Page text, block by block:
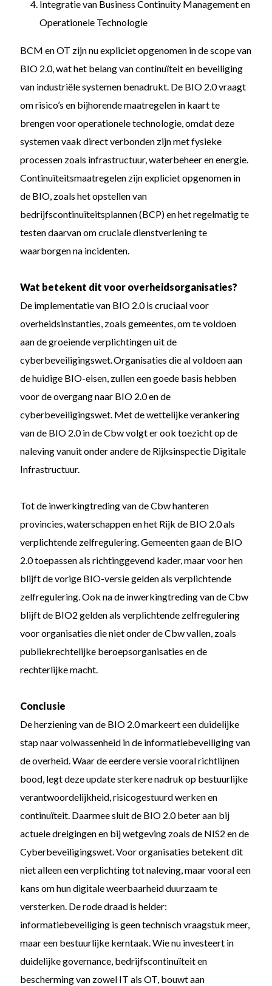
Integratie van Business Continuity Management en
Operationele Technologie
BCM en OT zijn nu expliciet opgenomen in de scope van
BIO 2.0, wat het belang van continuïteit en beveiliging
van industriële systemen benadrukt. De BIO 2.0 vraagt
om risico’s en bijhorende maatregelen in kaart te
brengen voor operationele technologie, omdat deze
systemen vaak direct verbonden zijn met fysieke
processen zoals infrastructuur, waterbeheer en energie.
Continuïteitsmaatregelen zijn expliciet opgenomen in
de BIO, zoals het opstellen van
bedrijfscontinuïteitsplannen (BCP) en het regelmatig te
testen daarvan om cruciale dienstverlening te
waarborgen na incidenten.
Wat betekent dit voor overheidsorganisaties?
De implementatie van BIO 2.0 is cruciaal voor
overheidsinstanties, zoals gemeentes, om te voldoen
aan de groeiende verplichtingen uit de
cyberbeveiligingswet. Organisaties die al voldoen aan
de huidige BIO-eisen, zullen een goede basis hebben
voor de overgang naar BIO 2.0 en de
cyberbeveiligingswet. Met de wettelijke verankering
van de BIO 2.0 in de Cbw volgt er ook toezicht op de
naleving vanuit onder andere de Rijksinspectie Digitale
Infrastructuur.
Tot de inwerkingtreding van de Cbw hanteren
provincies, waterschappen en het Rijk de BIO 2.0 als
verplichtende zelfregulering. Gemeenten gaan de BIO
2.0 toepassen als richtinggevend kader, maar voor hen
blijft de vorige BIO-versie gelden als verplichtende
zelfregulering. Ook na de inwerkingtreding van de Cbw
blijft de BIO2 gelden als verplichtende zelfregulering
voor organisaties die niet onder de Cbw vallen, zoals
publiekrechtelijke beroepsorganisaties en de
rechterlijke macht.
Conclusie
De herziening van de BIO 2.0 markeert een duidelijke
stap naar volwassenheid in de informatiebeveiliging van
de overheid. Waar de eerdere versie vooral richtlijnen
bood, legt deze update sterkere nadruk op bestuurlijke
verantwoordelijkheid, risicogestuurd werken en
continuïteit. Daarmee sluit de BIO 2.0 beter aan bij
actuele dreigingen en bij wetgeving zoals de NIS2 en de
Cyberbeveiligingswet. Voor organisaties betekent dit
niet alleen een verplichting tot naleving, maar vooral een
kans om hun digitale weerbaarheid duurzaam te
versterken. De rode draad is helder:
informatiebeveiliging is geen technisch vraagstuk meer,
maar een bestuurlijke kerntaak. Wie nu investeert in
duidelijke governance, bedrijfscontinuïteit en
bescherming van zowel IT als OT, bouwt aan